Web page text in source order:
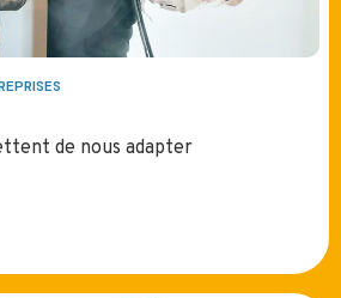
de nous adapter